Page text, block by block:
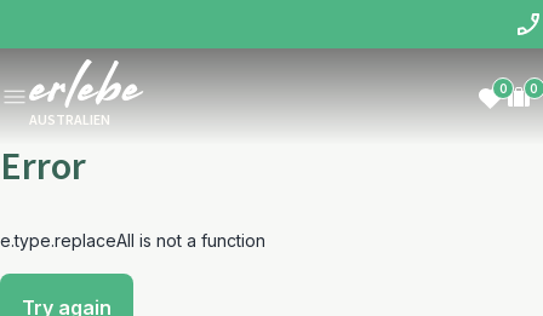
AUSTRALIEN
0 0
Error
e.type.replaceAll is not a function
Try again